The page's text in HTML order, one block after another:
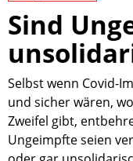
Sind
Selbst wenn Covid-
und sicher wären,
Zweifel gibt,
Ungeimpfte seien